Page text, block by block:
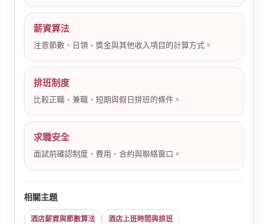
薪資算法
注意節數、日領、獎金與其他收入項目的計算方式。
排班制度
比較正職、兼職、短期與假日排班的條件。
求職安全
面試前確認制度、費用、合約與聯絡窗口。
相關主題
酒店薪資與節數算法 酒店上班時間與排班